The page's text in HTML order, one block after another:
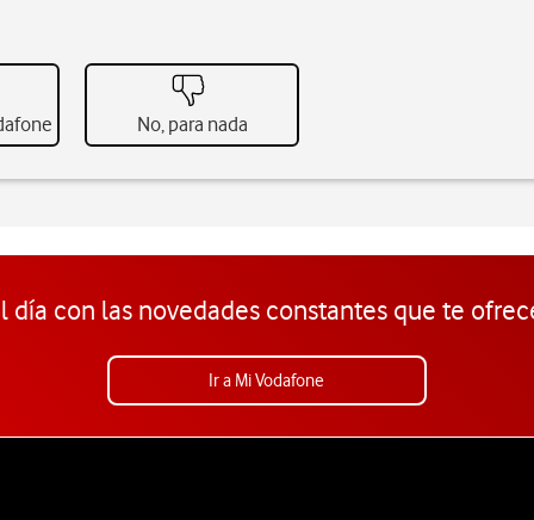
No, para nada
día con las novedades constantes que te
Ir a Mi Vodafone